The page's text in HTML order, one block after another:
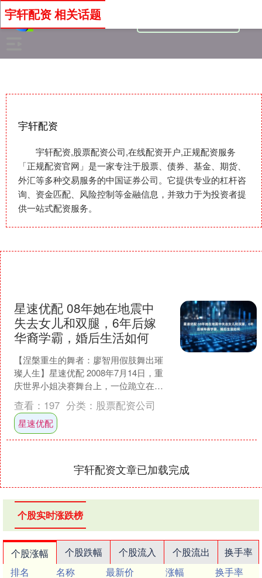
宇轩配资
宇轩配资,股票配资公司,在线配资开户,正规配资服务
「正规配资官网」是一家专注于股票、债券、基金、期货、
外汇等多种交易服务的中国证券公司。它提供专业的杠杆咨
询、资金匹配、风险控制等金融信息，并致力于为投资者提
供一站式配资服务。
宇轩配资 相关话题
星速优配 08年她在地震中
失去女儿和双腿，6年后嫁
华裔学霸，婚后生活如何
【涅槃重生的舞者：廖智用假肢舞出璀
璨人生】星速优配 2008年7月14日，重
庆世界小姐决赛舞台上，一位跪立在红
鼓上的舞者让全场观众热泪盈眶。当聚
光灯照亮她空荡的....
查看： 197 分类： 股票配资公司
星速优配
宇轩配资文章已加载完成
个股实时涨跌榜
个股涨幅 个股跌幅 个股流入 个股流出
换手率
排名
名称 最新价 涨幅
换手率